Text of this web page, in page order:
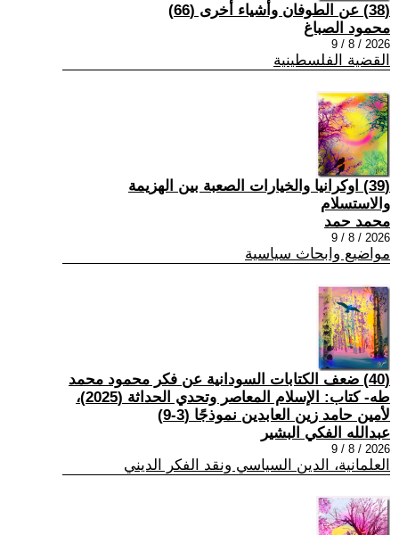
(38) عن الطوفان وأشياء أخرى (66)
محمود الصباغ
2026 / 8 / 9
القضية الفلسطينية
(39) اوكرانيا والخيارات الصعبة بين الهزيمة
والاستسلام
محمد حمد
2026 / 8 / 9
مواضيع وابحاث سياسية
(40) ضعف الكتابات السودانية عن فكر محمود محمد
طه- كتاب: الإسلام المعاصر وتحدي الحداثة (2025)،
لأمين حامد زين العابدين نموذجًا (3-9)
عبدالله الفكي البشير
2026 / 8 / 9
العلمانية، الدين السياسي ونقد الفكر الديني